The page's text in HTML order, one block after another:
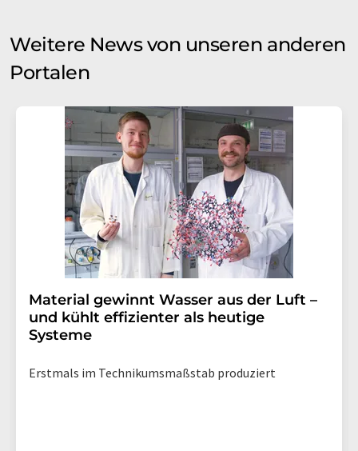
Weitere News von unseren anderen
Portalen
Material gewinnt Wasser aus der Luft –
und kühlt effizienter als heutige
Systeme
Erstmals im Technikumsmaßstab produziert